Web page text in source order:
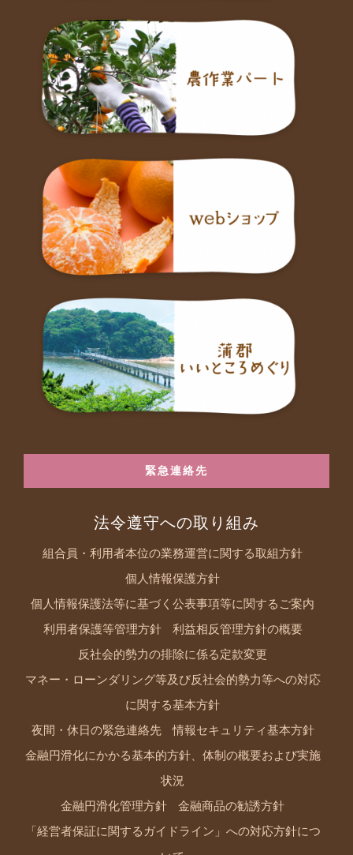
緊急連絡先
法令遵守への取り組み
組合員・利用者本位の業務運営に関する取組方針
個人情報保護方針
個人情報保護法等に基づく公表事項等に関するご案内
利用者保護等管理方針 利益相反管理方針の概要
反社会的勢力の排除に係る定款変更
マネー・ローンダリング等及び反社会的勢力等への対応
に関する基本方針
夜間・休日の緊急連絡先 情報セキュリティ基本方針
金融円滑化にかかる基本的方針、体制の概要および実施
状況
金融円滑化管理方針 金融商品の勧誘方針
「経営者保証に関するガイドライン」への対応方針につ